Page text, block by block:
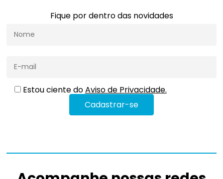
Fique por dentro das novidades
Estou ciente doAviso de Privacidade.